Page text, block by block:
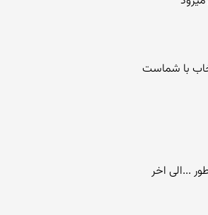
با شماست
...الی اخر